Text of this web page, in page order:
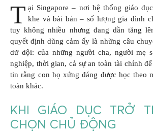
T ại Singapore – nơi hệ thống giáo
khe và bài bản – số lượng gia đình
tuy không nhiều nhưng đang dần tăng
quyết định dũng cảm ấy là những câu
dữ dội: của những người cha, người mẹ
nghiệp, thời gian, cả sự an toàn tài chính
tin rằng con họ xứng đáng được học theo
toàn khác.
KHI GIÁO DỤC TRỞ
CHỌN CHỦ ĐỘNG